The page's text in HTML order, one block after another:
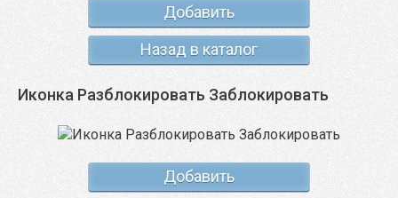
Добавить
Назад в каталог
Иконка Разблокировать Заблокировать
Добавить